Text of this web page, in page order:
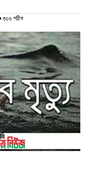
৩০৬ পঠিত